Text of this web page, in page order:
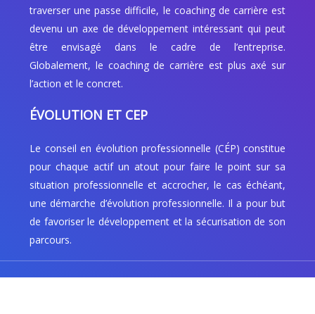
traverser une passe difficile, le coaching de carrière est
devenu un axe de développement intéressant qui peut
être envisagé dans le cadre de l’entreprise.
Globalement, le coaching de carrière est plus axé sur
l’action et le concret.
ÉVOLUTION ET CEP
Le conseil en évolution professionnelle (CÉP) constitue
pour chaque actif un atout pour faire le point sur sa
situation professionnelle et accrocher, le cas échéant,
une démarche d’évolution professionnelle. Il a pour but
de favoriser le développement et la sécurisation de son
parcours.